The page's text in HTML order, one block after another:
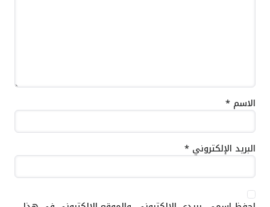
الاسم *
البريد الإلكتروني *